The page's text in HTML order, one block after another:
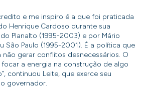
e me inspiro é a que foi praticada
Henrique Cardoso durante sua
Planalto (1995-2003) e por Mário
São Paulo (1995-2001). É a política que
não gerar conflitos desnecessários. O
a energia na construção de algo
continuou Leite, que exerce seu
governador.